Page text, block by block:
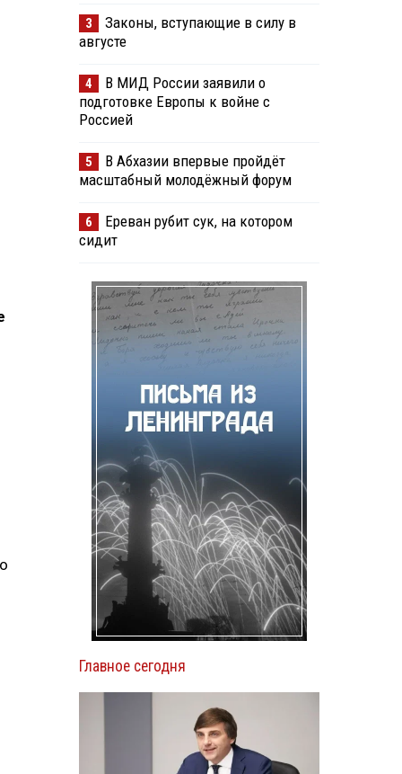
3
Законы, вступающие в силу в
августе
4
В МИД России заявили о
подготовке Европы к войне с
Россией
5
В Абхазии впервые пройдёт
масштабный молодёжный форум
6
Ереван рубит сук, на котором
сидит
Главное сегодня